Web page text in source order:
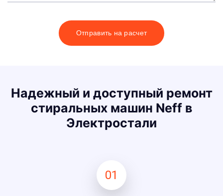
Отправить на расчет
Надежный и доступный ремонт
стиральных машин Neff в
Электростали
01